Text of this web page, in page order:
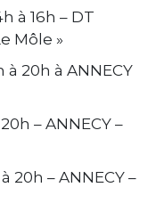
à 16h – DT
Môle »
à 20h à ANNECY
– ANNECY –
20h – ANNECY –